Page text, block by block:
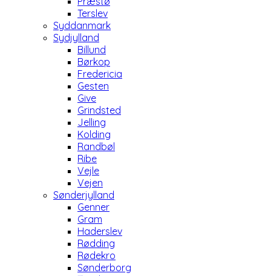
Terslev
Syddanmark
Sydjylland
Billund
Børkop
Fredericia
Gesten
Give
Grindsted
Jelling
Kolding
Randbøl
Ribe
Vejle
Vejen
Sønderjylland
Genner
Gram
Haderslev
Rødding
Rødekro
Sønderborg